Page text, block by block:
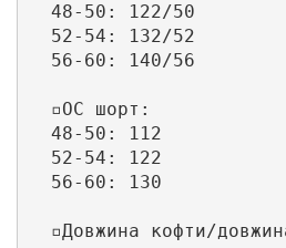
48-50: 122/50
52-54: 132/52
56-60: 140/56
▫️ОС шорт:
48-50: 112
52-54: 122
56-60: 130
▫️Довжина кофти/